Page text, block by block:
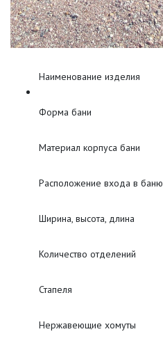
Наименование изделия
Форма бани
Материал корпуса бани
Расположение входа в баню
Ширина, высота, длина
Количество отделений
Стапеля
Нержавеющие хомуты